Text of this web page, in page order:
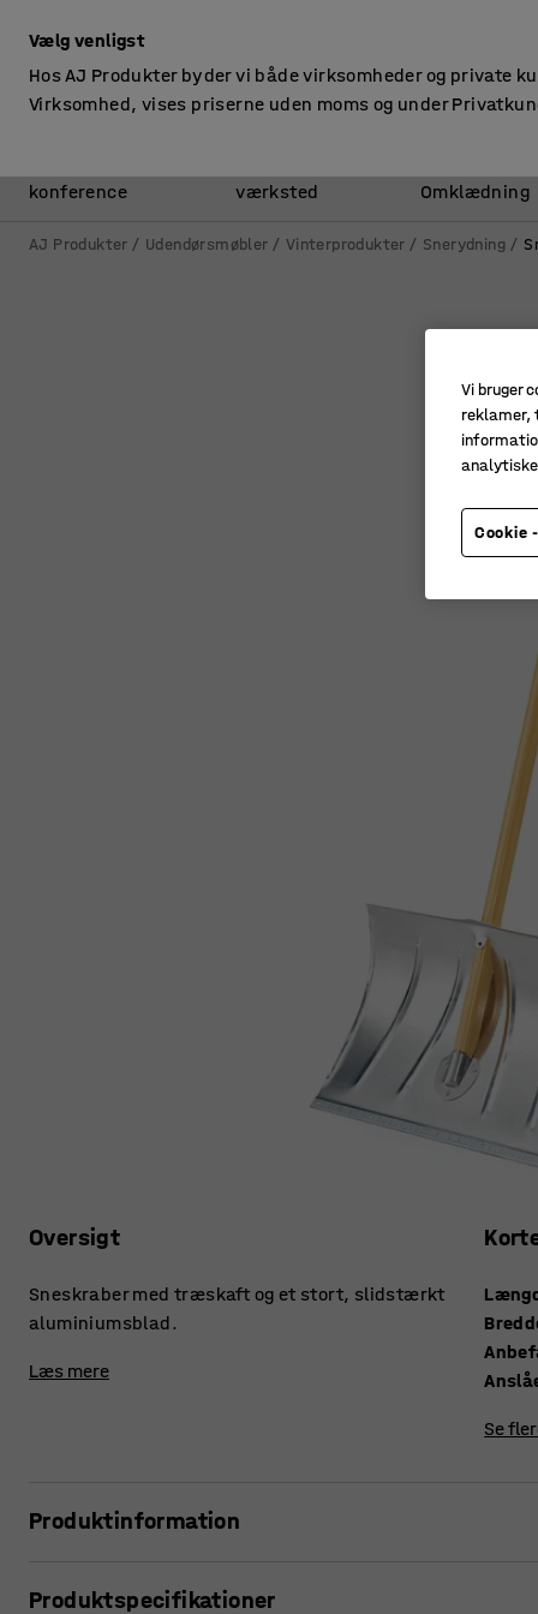
konference
værksted
Omklædning
AJ Produkter Udendørsmøbler Vinterprodukter Snerydning
Oversigt
Sneskraber med træskaft og et stort, slidstærkt
aluminiumsblad.
Læs mere
Se
Produktinformation
kvalitet. Sneskraberen har træskaft og et 1,5 mm tykt
Produktspecifikationer
Vælg venligst
Hos AJ Produkter byder vi både virksomheder og private
Virksomhed, vises priserne uden moms og under
Vi bruger
reklamer,
Cookie